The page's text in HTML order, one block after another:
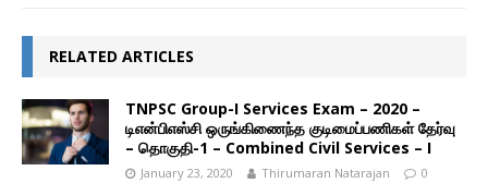
RELATED ARTICLES
TNPSC Group-I Services Exam – 2020 –
டிஎன்பிஎஸ்சி ஒருங்கிணைந்த குடிமைப்பணிகள் தேர்வு
– தொகுதி-1 – Combined Civil Services – I
January 23, 2020 Thirumaran Natarajan 0